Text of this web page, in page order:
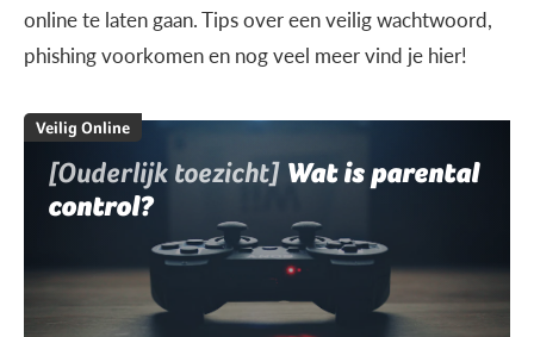
online te laten gaan. Tips over een veilig wachtwoord,
phishing voorkomen en nog veel meer vind je hier!
Veilig Online
[Ouderlijk toezicht] Wat is parental
control?